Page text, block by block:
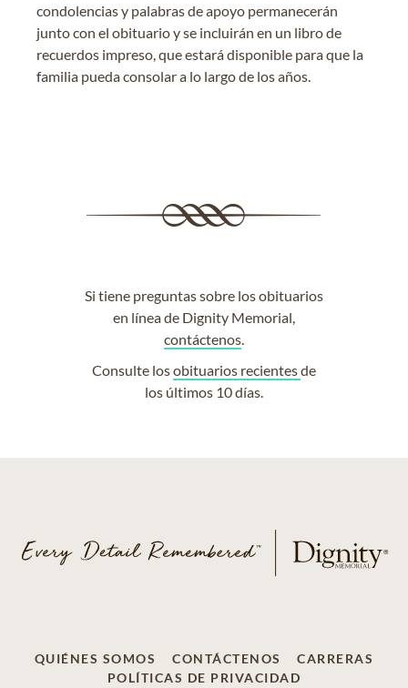
condolencias y palabras de apoyo permanecerán
junto con el obituario y se incluirán en un libro de
recuerdos impreso, que estará disponible para que la
familia pueda consolar a lo largo de los años.
Si tiene preguntas sobre los obituarios
en línea de Dignity Memorial,
contáctenos.
Consulte losobituarios recientesde
los últimos 10 días.
QUIÉNES SOMOS CONTÁCTENOS
CARRERAS
POLÍTICAS DE PRIVACIDAD